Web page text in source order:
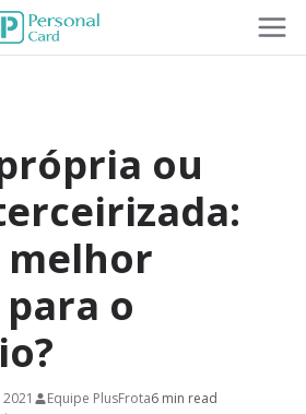
ou
melhor
o
Equipe PlusFrota6 min read